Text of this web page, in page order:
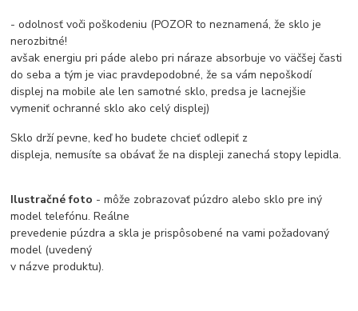
- odolnosť voči poškodeniu (POZOR to neznamená, že sklo je
nerozbitné!
avšak energiu pri páde alebo pri náraze absorbuje vo väčšej časti
do seba a tým je viac pravdepodobné, že sa vám nepoškodí
displej na mobile ale len samotné sklo, predsa je lacnejšie
vymeniť ochranné sklo ako celý displej)
Sklo drží pevne, keď ho budete chcieť odlepiť z
displeja, nemusíte sa obávať že na displeji zanechá stopy lepidla.
Ilustračné foto - môže zobrazovať púzdro alebo sklo pre iný
model telefónu. Reálne
prevedenie púzdra a skla je prispôsobené na vami požadovaný
model (uvedený
v názve produktu).